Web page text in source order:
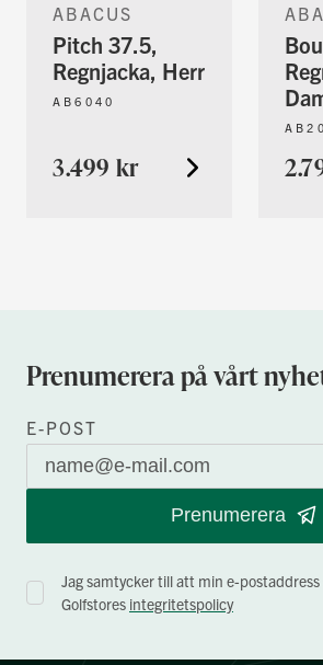
ABACUS
Pitch 37.5,
Regnjacka, Herr
AB6040
3.499 kr
Prenumerera på vårt
E-POST
Prenumerera
Jag samtycker till att min e-
Golfstores integritetspolicy